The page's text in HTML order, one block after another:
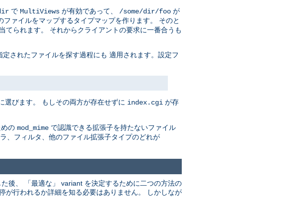
で MultiViews が有効であって、 /some/dir/foo が
ァイルをマップするタイプマップを作ります。 そのと
てられます。 それからクライアントの要求に一番合うも
定されたファイルを探す過程にも 適用されます。設定フ
選びます。 もしその両方が存在せずに index.cgi が存
の mod_mime で認識できる拡張子を持たないファイル
、フィルタ、他のファイル拡張子タイプのどれが
後、 「最適な」 variant を決定するために二つの方法の
が行われるか詳細を知る必要はありません。 しかしなが